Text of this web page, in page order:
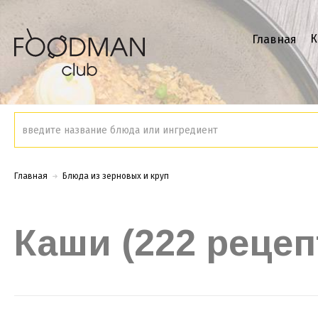
Главная
Главная Блюда из зерновых и круп
Каши (222